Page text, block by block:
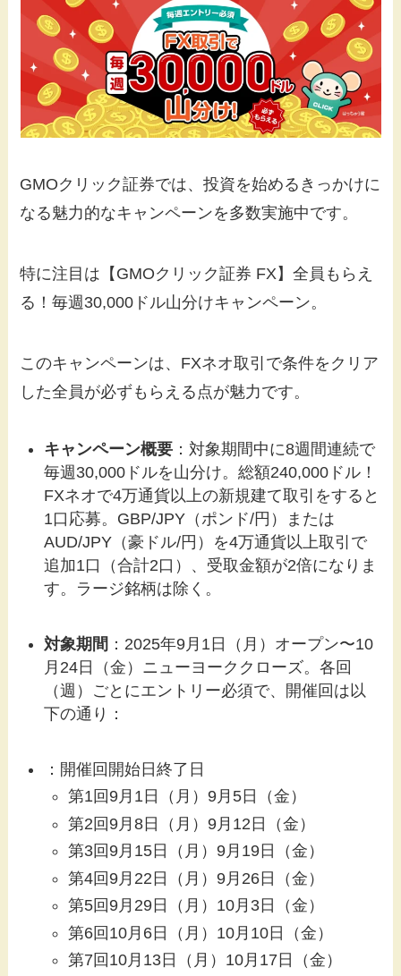
GMOクリック証券では、投資を始めるきっかけに
なる魅力的なキャンペーンを多数実施中です。
特に注目は【GMOクリック証券 FX】全員もらえ
る！毎週30,000ドル山分けキャンペーン。
このキャンペーンは、FXネオ取引で条件をクリア
した全員が必ずもらえる点が魅力です。
キャンペーン概要 ：対象期間中に8週間連続で
毎週30,000ドルを山分け。総額240,000ドル！
FXネオで4万通貨以上の新規建て取引をすると
1口応募。GBP/JPY（ポンド/円）または
AUD/JPY（豪ドル/円）を4万通貨以上取引で
追加1口（合計2口）、受取金額が2倍になりま
す。ラージ銘柄は除く。
対象期間 ：2025年9月1日（月）オープン〜10
月24日（金）ニューヨーククローズ。各回
（週）ごとにエントリー必須で、開催回は以
下の通り：
：開催回開始日終了日
第1回9月1日（月）9月5日（金）
第2回9月8日（月）9月12日（金）
第3回9月15日（月）9月19日（金）
第4回9月22日（月）9月26日（金）
第5回9月29日（月）10月3日（金）
第6回10月6日（月）10月10日（金）
第7回10月13日（月）10月17日（金）